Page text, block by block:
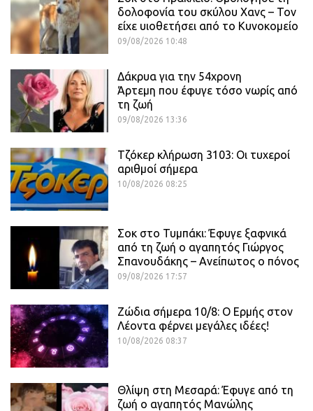
δολοφονία του σκύλου Χανς – Τον
είχε υιοθετήσει από το Κυνοκομείο
09/08/2026 10:48
Δάκρυα για την 54χρονη
Άρτεμη που έφυγε τόσο νωρίς από
τη ζωή
09/08/2026 13:36
Τζόκερ κλήρωση 3103: Οι τυχεροί
αριθμοί σήμερα
10/08/2026 08:25
Σοκ στο Τυμπάκι: Έφυγε ξαφνικά
από τη ζωή ο αγαπητός Γιώργος
Σπανουδάκης – Ανείπωτος ο πόνος
09/08/2026 17:57
Ζώδια σήμερα 10/8: Ο Ερμής στον
Λέοντα φέρνει μεγάλες ιδέες!
10/08/2026 08:37
Θλίψη στη Μεσαρά: Έφυγε από τη
ζωή ο αγαπητός Μανώλης